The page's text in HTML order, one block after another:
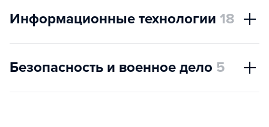
Информационные технологии 18
Безопасность и военное дело 5